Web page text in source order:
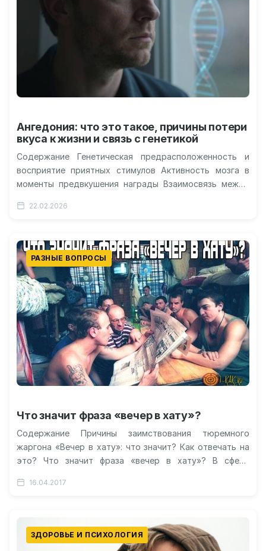
Ангедония: что это такое, причины потери
вкуса к жизни и связь с генетикой
Содержание Генетическая предрасположенность и
восприятие приятных стимулов Активность мозга в
моменты предвкушения награды Взаимосвязь между
Перспективы коррекции эмоционального фона Мир
22.02.2026
РАЗНЫЕ ВОПРОСЫ
Что значит фраза «вечер в хату»?
Содержание Причины заимствования тюремного
жаргона «Вечер в хату»: что значит? Как отвечать на
это? Что значит фраза «вечер в хату»? В сфере
16.04.2017
ЗДОРОВЬЕ И ПСИХОЛОГИЯ